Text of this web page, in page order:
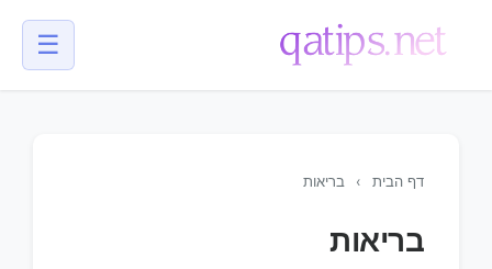
☰
דף הבית › בריאות
בריאות